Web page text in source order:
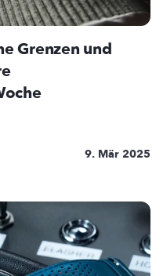
Grenzen und
9. Mär 2025